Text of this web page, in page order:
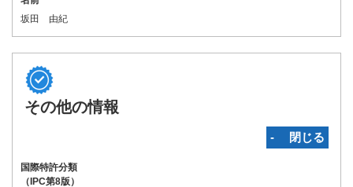
坂田 由紀
その他の情報
‐ 閉じる
国際特許分類
（IPC第8版）